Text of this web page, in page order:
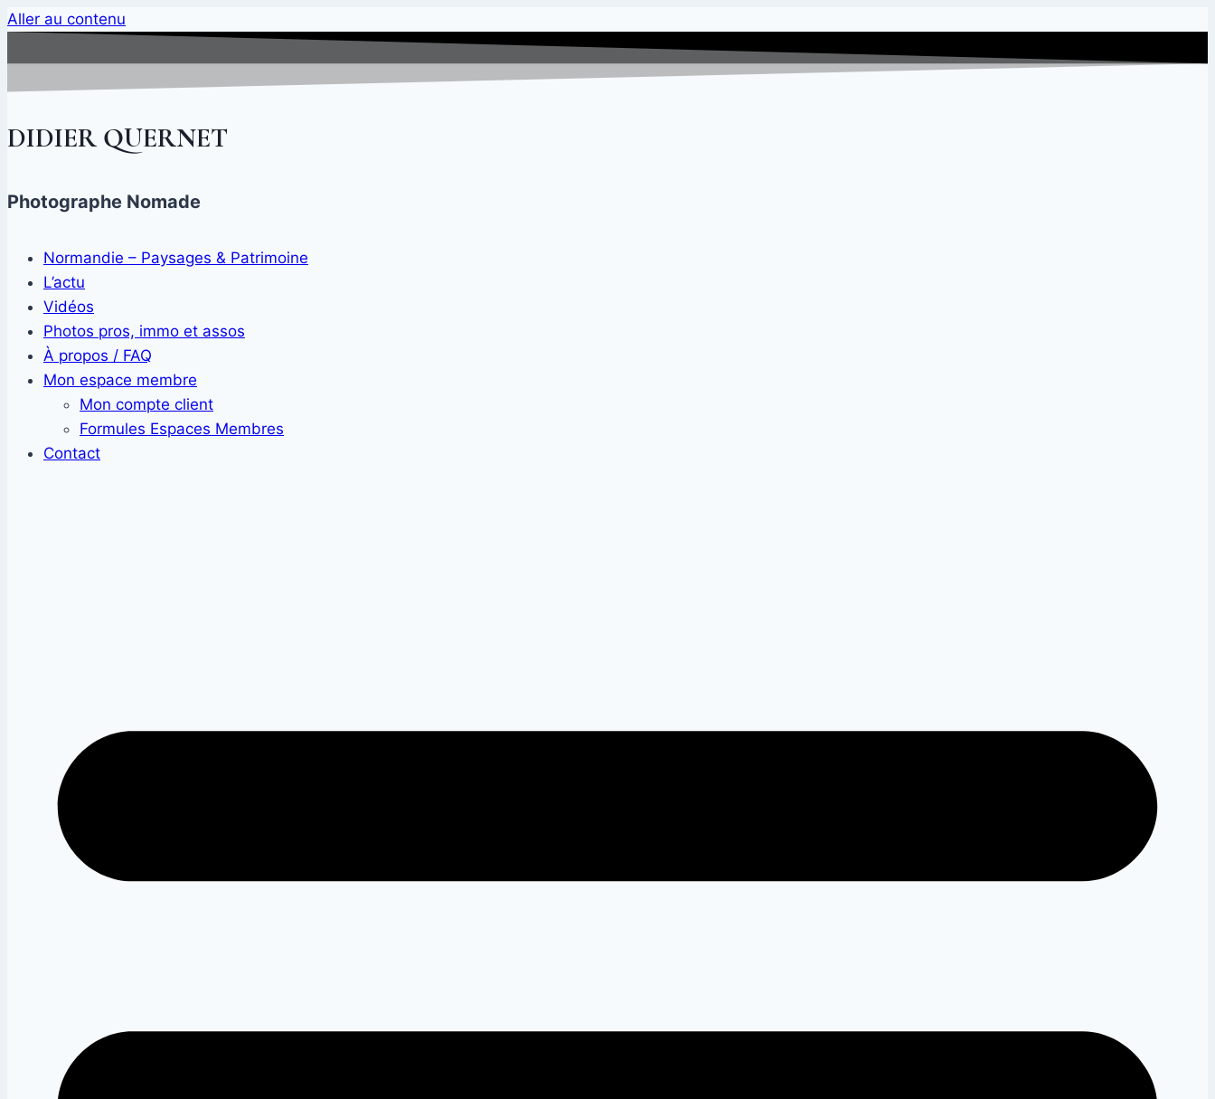
Aller au contenu
DIDIER QUERNET
Photographe Nomade
Normandie – Paysages & Patrimoine
L’actu
Vidéos
Photos pros, immo et assos
À propos / FAQ
Mon espace membre
Mon compte client
Formules Espaces Membres
Contact